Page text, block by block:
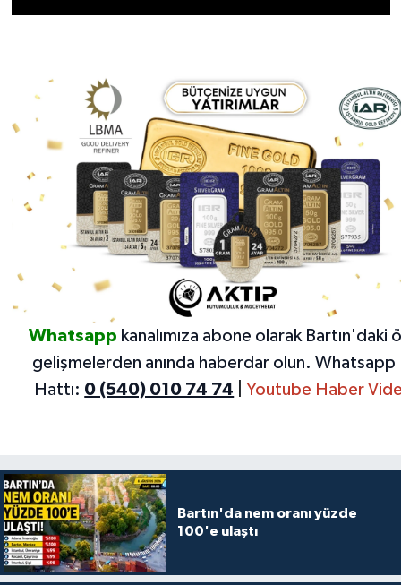
Whatsapp kanalımıza abone olarak Bartın'daki
gelişmelerden anında haberdar olun. Whatsapp
Hattı: 0 (540) 010 74 74 |Youtube Haber
Bartın'da nem oranı yüzde
100'e ulaştı